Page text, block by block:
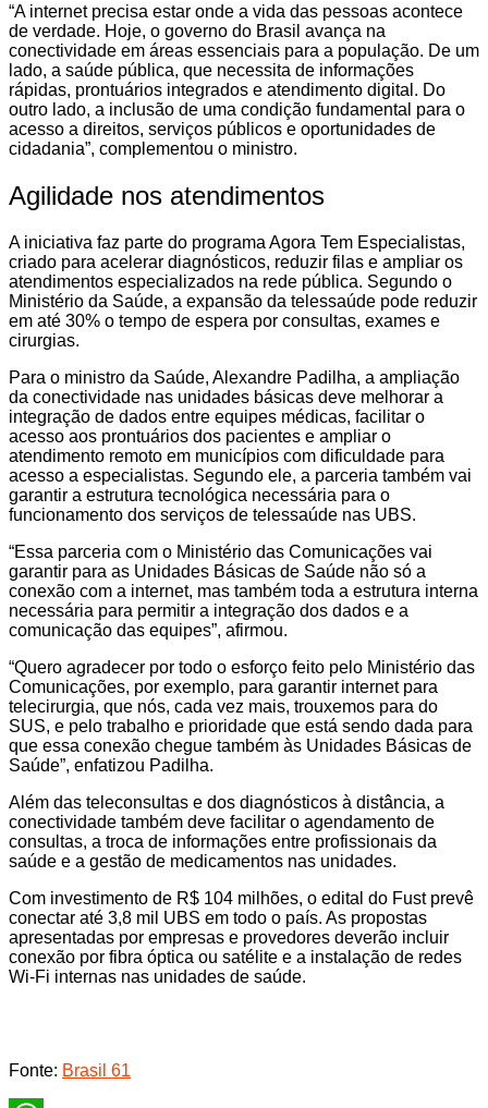
“A internet precisa estar onde a vida das pessoas acontece
de verdade. Hoje, o governo do Brasil avança na
conectividade em áreas essenciais para a população. De um
lado, a saúde pública, que necessita de informações
rápidas, prontuários integrados e atendimento digital. Do
outro lado, a inclusão de uma condição fundamental para o
acesso a direitos, serviços públicos e oportunidades de
cidadania”, complementou o ministro.
Agilidade nos atendimentos
A iniciativa faz parte do programa Agora Tem Especialistas,
criado para acelerar diagnósticos, reduzir filas e ampliar os
atendimentos especializados na rede pública. Segundo o
Ministério da Saúde, a expansão da telessaúde pode reduzir
em até 30% o tempo de espera por consultas, exames e
cirurgias.
Para o ministro da Saúde, Alexandre Padilha, a ampliação
da conectividade nas unidades básicas deve melhorar a
integração de dados entre equipes médicas, facilitar o
acesso aos prontuários dos pacientes e ampliar o
atendimento remoto em municípios com dificuldade para
acesso a especialistas. Segundo ele, a parceria também vai
garantir a estrutura tecnológica necessária para o
funcionamento dos serviços de telessaúde nas UBS.
“Essa parceria com o Ministério das Comunicações vai
garantir para as Unidades Básicas de Saúde não só a
conexão com a internet, mas também toda a estrutura interna
necessária para permitir a integração dos dados e a
comunicação das equipes”, afirmou.
“Quero agradecer por todo o esforço feito pelo Ministério das
Comunicações, por exemplo, para garantir internet para
telecirurgia, que nós, cada vez mais, trouxemos para do
SUS, e pelo trabalho e prioridade que está sendo dada para
que essa conexão chegue também às Unidades Básicas de
Saúde”, enfatizou Padilha.
Além das teleconsultas e dos diagnósticos à distância, a
conectividade também deve facilitar o agendamento de
consultas, a troca de informações entre profissionais da
saúde e a gestão de medicamentos nas unidades.
Com investimento de R$ 104 milhões, o edital do Fust prevê
conectar até 3,8 mil UBS em todo o país. As propostas
apresentadas por empresas e provedores deverão incluir
conexão por fibra óptica ou satélite e a instalação de redes
Wi-Fi internas nas unidades de saúde.
Fonte: Brasil 61